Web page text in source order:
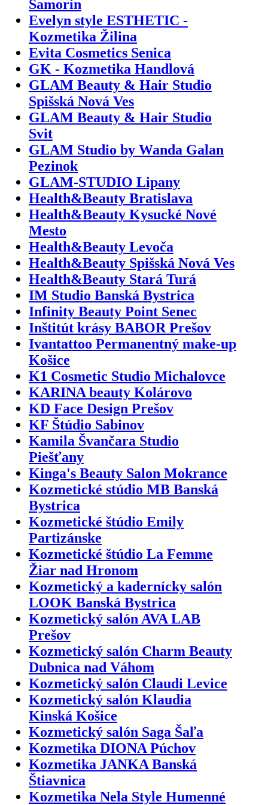
Šamorín
Evelyn style ESTHETIC -
Kozmetika Žilina
Evita Cosmetics Senica
GK - Kozmetika Handlová
GLAM Beauty & Hair Studio
Spišská Nová Ves
GLAM Beauty & Hair Studio
Svit
GLAM Studio by Wanda Galan
Pezinok
GLAM-STUDIO Lipany
Health&Beauty Bratislava
Health&Beauty Kysucké Nové
Mesto
Health&Beauty Levoča
Health&Beauty Spišská Nová Ves
Health&Beauty Stará Turá
IM Studio Banská Bystrica
Infinity Beauty Point Senec
Inštitút krásy BABOR Prešov
Ivantattoo Permanentný make-up
Košice
K1 Cosmetic Studio Michalovce
KARINA beauty Kolárovo
KD Face Design Prešov
KF Štúdio Sabinov
Kamila Švančara Studio
Piešťany
Kinga's Beauty Salon Mokrance
Kozmetické stúdio MB Banská
Bystrica
Kozmetické štúdio Emily
Partizánske
Kozmetické štúdio La Femme
Žiar nad Hronom
Kozmetický a kadernícky salón
LOOK Banská Bystrica
Kozmetický salón AVA LAB
Prešov
Kozmetický salón Charm Beauty
Dubnica nad Váhom
Kozmetický salón Claudi Levice
Kozmetický salón Klaudia
Kinská Košice
Kozmetický salón Saga Šaľa
Kozmetika DIONA Púchov
Kozmetika JANKA Banská
Štiavnica
Kozmetika Nela Style Humenné